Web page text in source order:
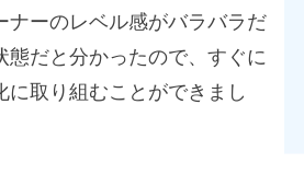
ナーのレベル感がバラバラだ
だと分かったので、すぐに
に取り組むことができまし